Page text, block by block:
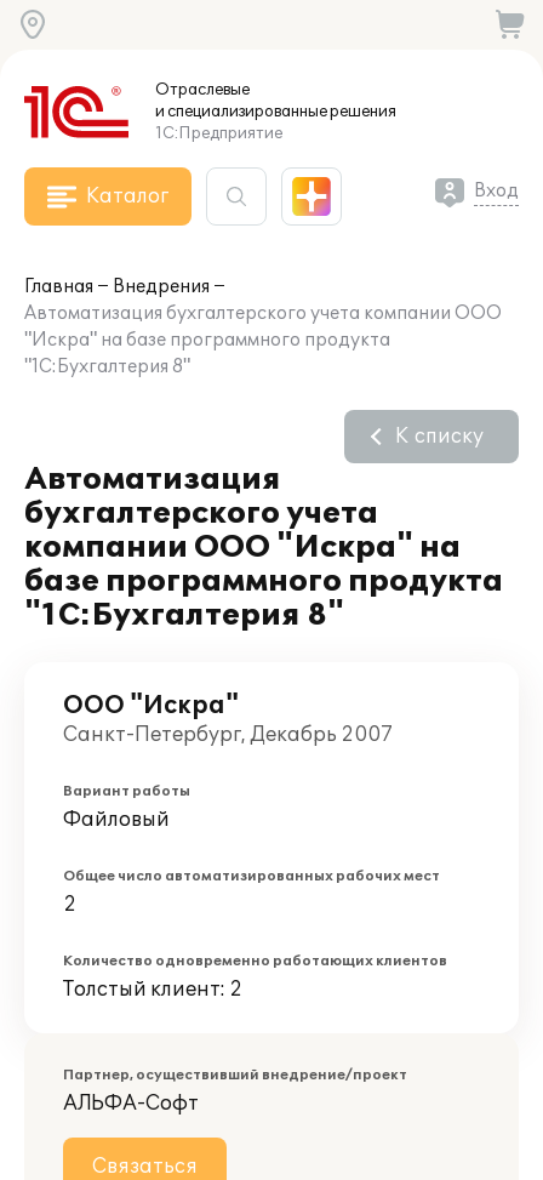
Отраслевые
и специализированныерешения
1С:Предприятие
Каталог Вход
Главная
Внедрения
Автоматизация бухгалтерского учета компании ООО
"Искра" на базе программного продукта
"1С:Бухгалтерия 8"
Автоматизация
бухгалтерского учета
компании ООО "Искра" на
базе программного продукта
"1С:Бухгалтерия 8"
К списку
ООО "Искра"
Санкт-Петербург, Декабрь 2007
Вариант работы
Файловый
Общее число автоматизированных рабочих мест
2
Количество одновременно работающих клиентов
Толстый клиент: 2
Партнер, осуществивший внедрение/проект
АЛЬФА-Софт
Связаться